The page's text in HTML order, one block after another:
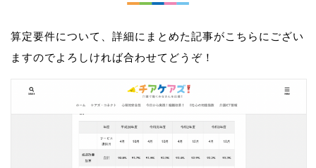
算定要件について、詳細にまとめた記事がこちらにござい
ますのでよろしければ合わせてどうぞ！